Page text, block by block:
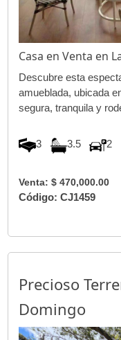
Casa en Venta en
Descubre esta
amueblada, ubicada
segura, tranquila y
3 3.5 2
Venta: $ 470,000.00
Código: CJ1459
Precioso
Domingo